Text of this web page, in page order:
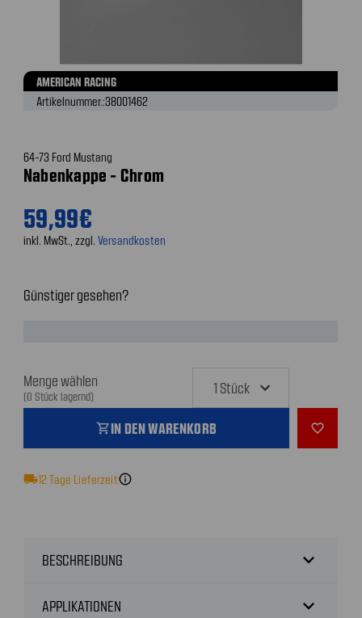
AMERICAN RACING
Artikelnummer.:38001462
64-73 Ford Mustang
Nabenkappe - Chrom
59,99€
inkl. MwSt., zzgl. Versandkosten
Günstiger gesehen?
Menge wählen
(0 Stück lagernd)
shopping_cartIN DEN WARENKORB favorite_outline
local_shipping12Tage Lieferzeitinfo
BESCHREIBUNG expand_more
APPLIKATIONEN expand_more